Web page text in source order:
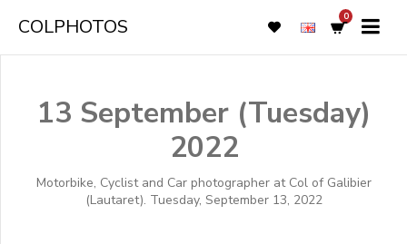
COLPHOTOS 0
13 September (Tuesday)
2022
Motorbike, Cyclist and Car photographer at Col of Galibier
(Lautaret). Tuesday, September 13, 2022